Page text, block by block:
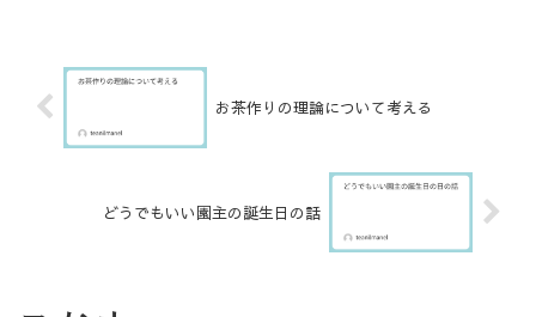
参加いただいた皆様ありがとうご
ざいました。3月2日の茶と遊ぶ
講座...
お茶作りの理論について考える
どうでもいい園主の誕生日の話